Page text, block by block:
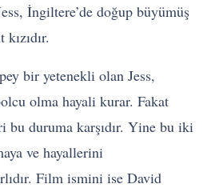
İngiltere’de doğup büyümüş
bir yetenekli olan Jess,
olma hayali kurar. Fakat
bu duruma karşıdır. Yine bu iki
ve hayallerini
Film ismini ise David